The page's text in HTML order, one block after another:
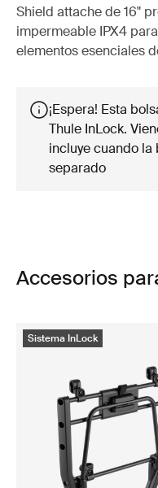
Shield attache de 16"
impermeable IPX4
elementos esenciales
¡Espera! Esta
Thule InLock.
incluye cuando
separado
Accesorios
Sistema InLock